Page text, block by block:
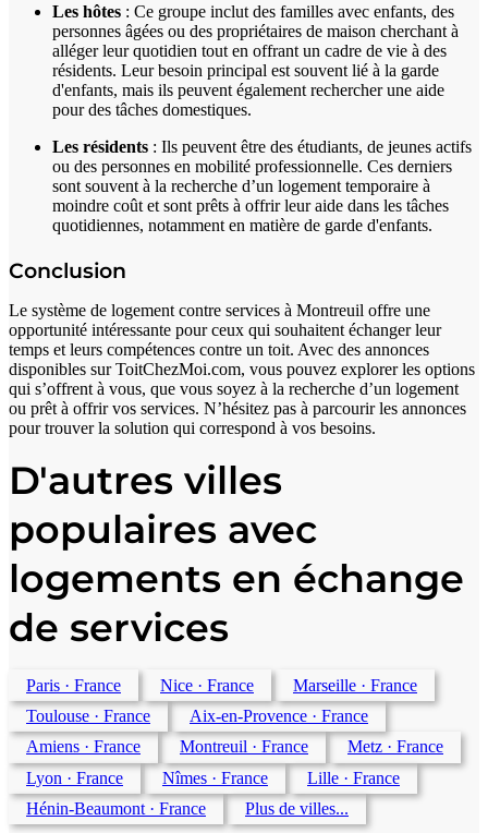
Les hôtes : Ce groupe inclut des familles avec enfants, des
personnes âgées ou des propriétaires de maison cherchant à
alléger leur quotidien tout en offrant un cadre de vie à des
résidents. Leur besoin principal est souvent lié à la garde
d'enfants, mais ils peuvent également rechercher une aide
pour des tâches domestiques.
Les résidents : Ils peuvent être des étudiants, de jeunes actifs
ou des personnes en mobilité professionnelle. Ces derniers
sont souvent à la recherche d’un logement temporaire à
moindre coût et sont prêts à offrir leur aide dans les tâches
quotidiennes, notamment en matière de garde d'enfants.
Conclusion
Le système de logement contre services à Montreuil offre une
opportunité intéressante pour ceux qui souhaitent échanger leur
temps et leurs compétences contre un toit. Avec des annonces
disponibles sur ToitChezMoi.com, vous pouvez explorer les options
qui s’offrent à vous, que vous soyez à la recherche d’un logement
ou prêt à offrir vos services. N’hésitez pas à parcourir les annonces
pour trouver la solution qui correspond à vos besoins.
D'autres villes
populaires avec
logements en échange
de services
Paris · France Nice · France Marseille · France
Toulouse · France Aix-en-Provence · France
Amiens · France Montreuil · France Metz · France
Lyon · France Nîmes · France Lille · France
Hénin-Beaumont · France Plus de villes...